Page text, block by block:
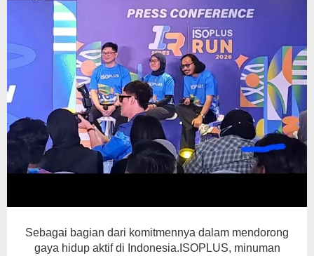
Sebagai bagian dari komitmennya dalam mendorong
gaya hidup aktif di Indonesia.ISOPLUS, minuman